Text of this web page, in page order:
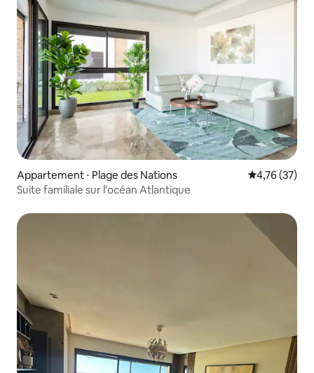
Appartement ⋅ Plage des Nations Évaluation
4,76 (37)
Suite familiale sur l'océan Atlantique